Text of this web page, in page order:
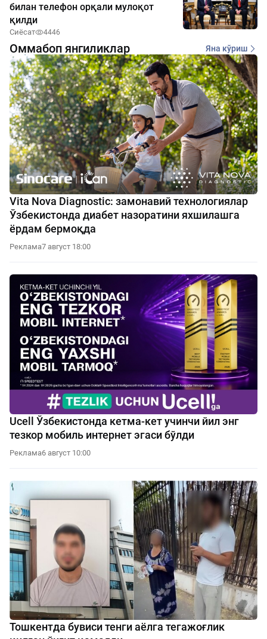
билан телефон орқали мулоқот
қилди
Сиёсат 4446
Оммабоп янгиликлар Яна кўриш
Vita Nova Diagnostic: замонавий технологиялар
Ўзбекистонда диабет назоратини яхшилашга
ёрдам бермоқда
Реклама7 август 18:00
Ucell Ўзбекистонда кетма-кет учинчи йил энг
тезкор мобиль интернет эгаси бўлди
Реклама6 август 10:00
Тошкентда бувиси тенги аёлга тегажоғлик